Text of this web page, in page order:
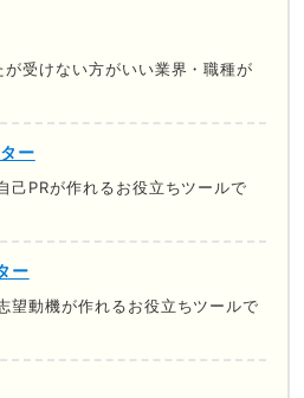
受けない方がいい業界・職種が
ー
己PRが作れるお役立ちツールで
ー
望動機が作れるお役立ちツールで